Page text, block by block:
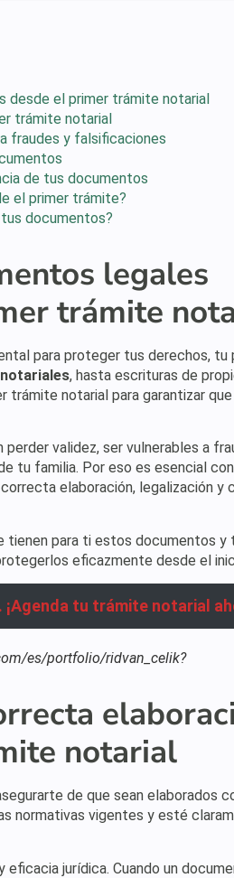
desde el primer trámite notarial
trámite notarial
fraudes y falsificaciones
de tus documentos
el primer trámite?
documentos?
legales
trámite
para proteger tus derechos, tu
, hasta escrituras de
notarial para garantizar
validez, ser vulnerables a
tu familia. Por eso es esencial
elaboración, legalización y
tienen para ti estos documentos
eficazmente desde el
tu trámite notarial
es/portfolio/ridvan_celik?
notarial
de que sean elaborados
normativas vigentes y esté
eficacia jurídica. Cuando un